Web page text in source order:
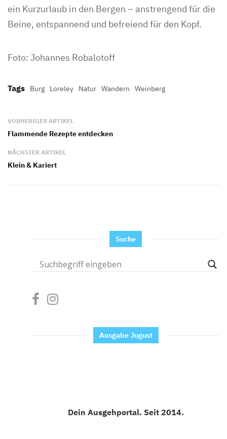
ein Kurzurlaub in den Bergen – anstrengend für die
Beine, entspannend und befreiend für den Kopf.
Foto: Johannes Robalotoff
Tags Burg Loreley Natur Wandern Weinberg
VORHERIGER ARTIKEL
Flammende Rezepte entdecken
NÄCHSTER ARTIKEL
Klein & Kariert
Suche
Ausgabe Jugust
Dein Ausgehportal. Seit 2014.